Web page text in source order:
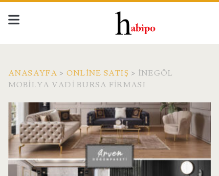
ANASAYFA > ONLINE SATIŞ > İNEGÖL
MOBILYA VADI BURSA FIRMASI